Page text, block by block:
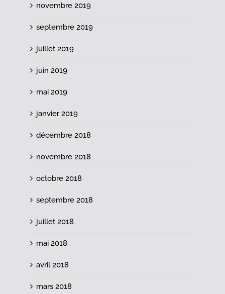
novembre 2019
septembre 2019
juillet 2019
juin 2019
mai 2019
janvier 2019
décembre 2018
novembre 2018
octobre 2018
septembre 2018
juillet 2018
mai 2018
avril 2018
mars 2018